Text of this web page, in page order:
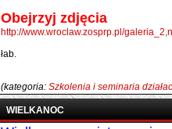
Obejrzyj zdjęcia
http://www.wroclaw.zosprp.pl/
łab.
(kategoria: Szkolenia i seminaria
WIELKANOC